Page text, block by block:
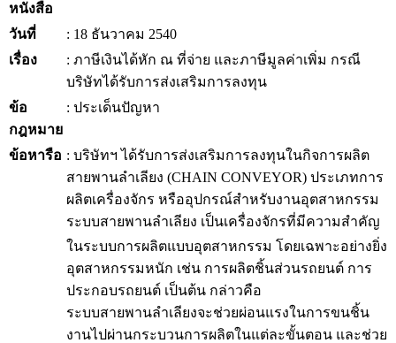
หนังสือ
วันที่
: 18 ธันวาคม 2540
เรื่อง
: ภาษีเงินได้หัก ณ ที่จ่าย และภาษีมูลค่าเพิ่ม กรณี
บริษัทได้รับการส่งเสริมการลงทุน
ข้อ
กฎหมาย
: ประเด็นปัญหา
ข้อหารือ : บริษัทฯ ได้รับการส่งเสริมการลงทุนในกิจการผลิต
สายพานลำเลียง (CHAIN CONVEYOR) ประเภทการ
ผลิตเครื่องจักร หรืออุปกรณ์สำหรับงานอุตสาหกรรม
ระบบสายพานลำเลียง เป็นเครื่องจักรที่มีความสำคัญ
ในระบบการผลิตแบบอุตสาหกรรม โดยเฉพาะอย่างยิ่ง
อุตสาหกรรมหนัก เช่น การผลิตชิ้นส่วนรถยนต์ การ
ประกอบรถยนต์ เป็นต้น กล่าวคือ
ระบบสายพานลำเลียงจะช่วยผ่อนแรงในการขนชิ้น
งานไปผ่านกระบวนการผลิตในแต่ละขั้นตอน และช่วย